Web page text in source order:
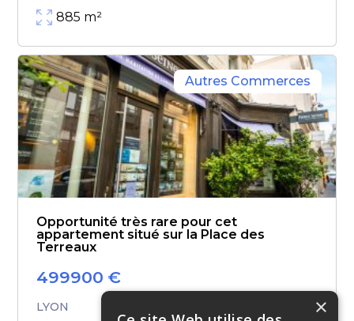
885 m²
Autres Commerces
Opportunité très rare pour cet
appartement situé sur la Place des
Terreaux
499900 €
LYON ×